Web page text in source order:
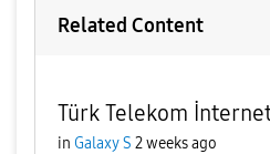
Related Content
Türk Telekom
in Galaxy S 2 weeks ago